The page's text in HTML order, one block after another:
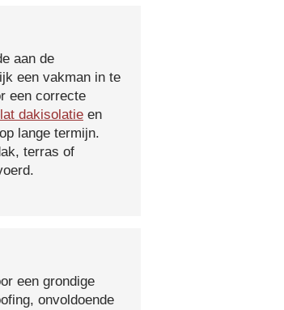
aan de
een vakman in te
een correcte
dakisolatie en
lange termijn.
terras of
een grondige
onvoldoende